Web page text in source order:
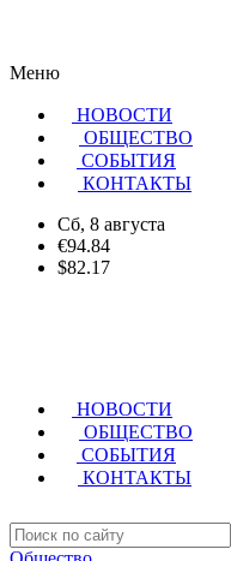
Меню
НОВОСТИ
ОБЩЕСТВО
CОБЫТИЯ
КОНТАКТЫ
Сб, 8 августа
€94.84
$82.17
НОВОСТИ
ОБЩЕСТВО
СОБЫТИЯ
КОНТАКТЫ